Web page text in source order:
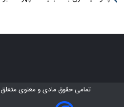
تمامی حقوق مادی و معنوی